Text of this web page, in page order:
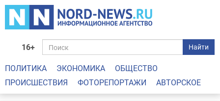
16+ Найти
ПОЛИТИКА ЭКОНОМИКА
ОБЩЕСТВО
ПРОИСШЕСТВИЯ
ФОТОРЕПОРТАЖИ АВТОРСКОЕ